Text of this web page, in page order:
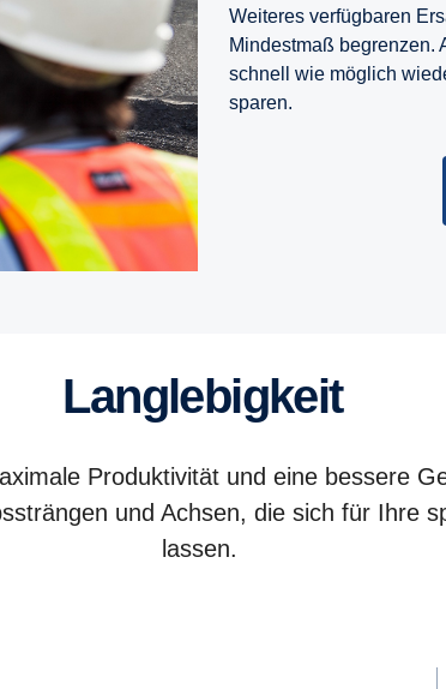
Weiteres verfügbaren
Mindestmaß begrenzen.
schnell wie möglich
sparen.
Langle­big­keit
Produktivität und eine bessere
und Achsen, die sich für Ihre
lassen.